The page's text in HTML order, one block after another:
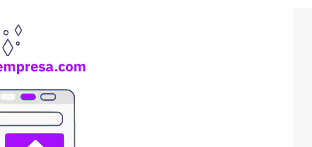
¿Cómo Configurar Tu Firma Digital